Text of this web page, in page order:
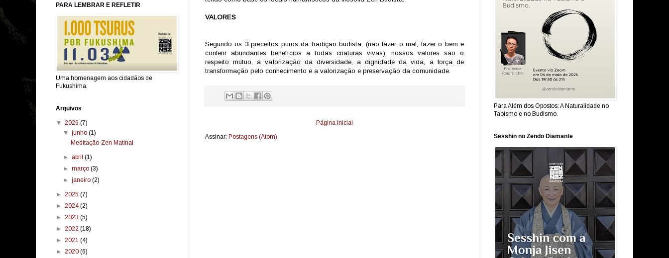
VALORES
Segundo os 3 preceitos puros da tradição budista, (não fazer o mal; fazer o bem e
conferir abundantes benefícios a todas criaturas vivas), nossos valores são o
respeito mútuo, a valorização da diversidade, a dignidade da vida, a força de
transformação pelo conhecimento e a valorização e preservação da comunidade.
Página inicial
Assinar: Postagens (Atom)
PARA LEMBRAR E REFLETIR
Uma homenagem aos cidadãos de
Fukushima.
Arquivos
▼ 2026 (7)
▼junho (1)
Meditação-Zen Matinal
► abril (1)
►março (3)
►janeiro (2)
► 2025 (7)
► 2024 (2)
► 2023 (5)
► 2022 (18)
► 2021 (4)
► 2020 (6)
Para Além dos Opostos: A Naturalidade no
Taoísmo e no Budismo.
Sesshin no Zendo Diamante